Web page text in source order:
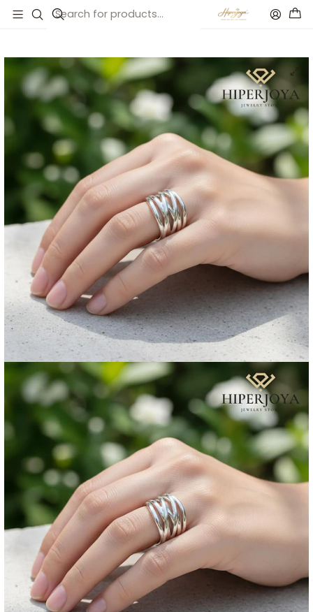
Inicio Catálogo Anillo de acero hilos entrelazados